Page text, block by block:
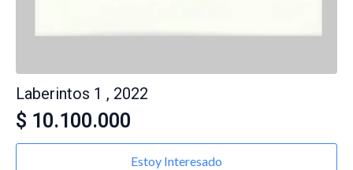
Laberintos 1 , 2022
$ 10.100.000
Estoy Interesado